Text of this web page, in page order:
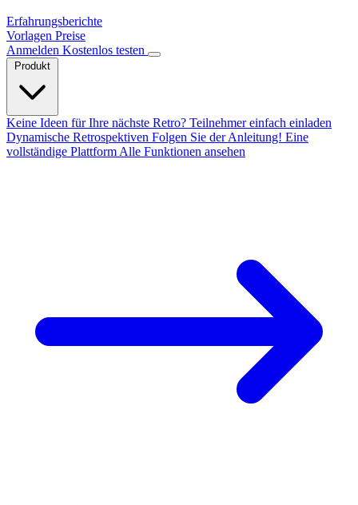
Erfahrungsberichte
Vorlagen Preise
Anmelden Kostenlos testen
Keine Ideen für Ihre nächste Retro? Teilnehmer einfach einladen
Dynamische Retrospektiven Folgen Sie der Anleitung! Eine
vollständige Plattform Alle Funktionen ansehen